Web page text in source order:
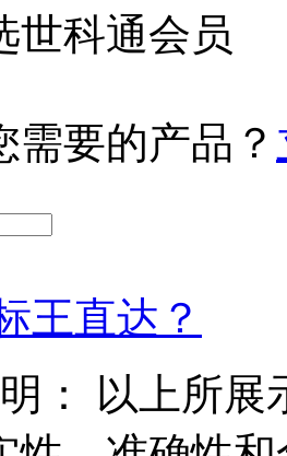
世科通会员
需要的产品？
王直达？
： 以上所展